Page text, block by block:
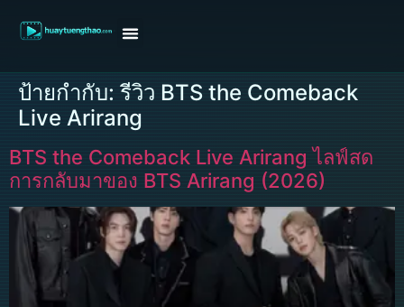
ป้ายกำกับ: รีวิว BTS the Comeback
Live Arirang
BTS the Comeback Live Arirang ไลฟ์สด
การกลับมาของ BTS Arirang (2026)